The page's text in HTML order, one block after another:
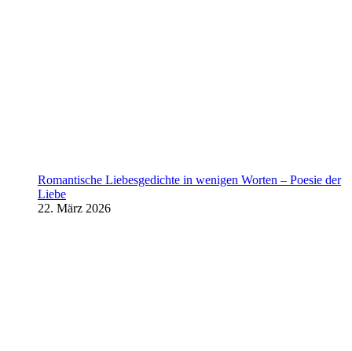
Romantische Liebesgedichte in wenigen Worten – Poesie der
Liebe
22. März 2026